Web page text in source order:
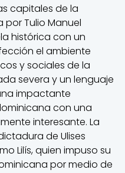
capitales de la
por Tulio Manuel
histórica con un
el ambiente
y sociales de la
y un lenguaje
impactante
con una
interesante. La
de Ulises
Lilís, quien impuso su
por medio de